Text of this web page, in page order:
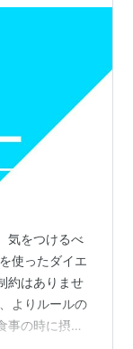
気をつけるべ
使ったダイエ
約はありませ
よりルールの
事の時に摂取